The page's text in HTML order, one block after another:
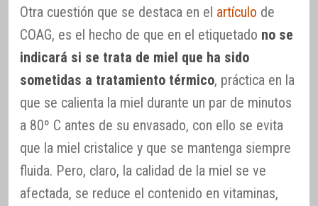
Otra cuestión que se destaca en el artículo de
COAG, es el hecho de que en el etiquetado no se
indicará si se trata de miel que ha sido
sometidas a tratamiento térmico, práctica en la
que se calienta la miel durante un par de minutos
a 80º C antes de su envasado, con ello se evita
que la miel cristalice y que se mantenga siempre
fluida. Pero, claro, la calidad de la miel se ve
afectada, se reduce el contenido en vitaminas,